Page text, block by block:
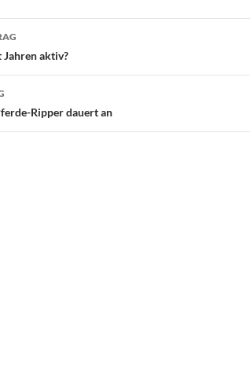
Jahren aktiv?
Ripper dauert an